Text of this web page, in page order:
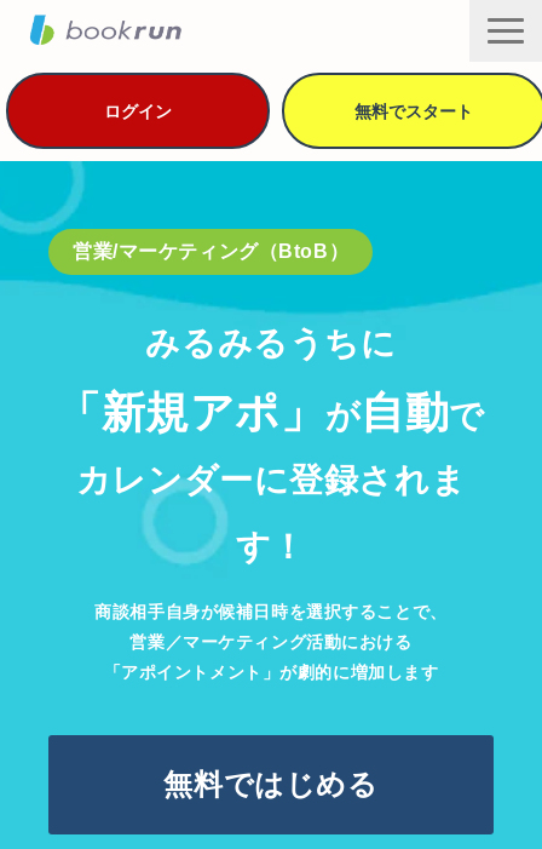
ログイン 無料でスタート
用途別の活用方法
導入事例
プラン・価格
資料ダウンロード
ヘルプ
営業/マーケティング（BtoB）
みるみるうちに
「新規アポ」 が自動で
カレンダーに登録されま
す！
商談相手自身が候補日時を選択することで、
営業／マーケティング活動における
「アポイントメント」が劇的に増加します
無料ではじめる